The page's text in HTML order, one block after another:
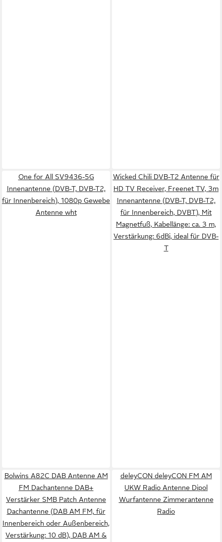
One for All SV9436-5G
Innenantenne (DVB-T, DVB-T2,
für Innenbereich), 1080p Gewebe
Antenne wht
Wicked Chili DVB-T2 Antenne für
HD TV Receiver, Freenet TV, 3m
Innenantenne (DVB-T, DVB-T2,
für Innenbereich, DVBT), Mit
Magnetfuß, Kabellänge: ca. 3 m,
Verstärkung: 6dBi, ideal für DVB-
T
Bolwins A82C DAB Antenne AM
FM Dachantenne DAB+
Verstärker SMB Patch Antenne
Dachantenne (DAB AM FM, für
Innenbereich oder Außenbereich,
Verstärkung: 10 dB), DAB AM &
deleyCON deleyCON FM AM
UKW Radio Antenne Dipol
Wurfantenne Zimmerantenne
Radio